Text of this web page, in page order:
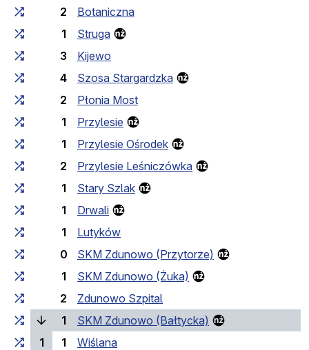
2
Botaniczna
1
Struga
3
Kijewo
4
Szosa Stargardzka
2
Płonia Most
1
Przylesie
1
Przylesie Ośrodek
2
Przylesie Leśniczówka
1
Stary Szlak
1
Drwali
1
Lutyków
0
SKM Zdunowo (Przytorze)
1
SKM Zdunowo (Żuka)
2
Zdunowo Szpital
1
SKM Zdunowo (Bałtycka)
1
1
Wiślana